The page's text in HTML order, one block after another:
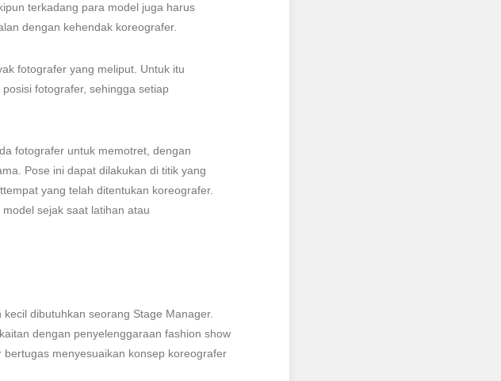
terkadang para model juga harus
dengan kehendak koreografer.
fotografer yang meliput. Untuk itu
fotografer, sehingga setiap
fotografer untuk memotret, dengan
Pose ini dapat dilakukan di titik yang
yang telah ditentukan koreografer.
sejak saat latihan atau
dibutuhkan seorang Stage Manager.
dengan penyelenggaraan fashion show
menyesuaikan konsep koreografer